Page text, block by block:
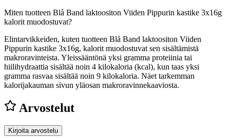
Miten tuotteen Blå Band laktoositon Viiden Pippurin kastike 3x16g
kalorit muodostuvat?
Elintarvikkeiden, kuten tuotteen Blå Band laktoositon Viiden
Pippurin kastike 3x16g, kalorit muodostuvat sen sisältämistä
makroravinteista. Yleissääntönä yksi gramma proteiinia tai
hiilihydraattia sisältää noin 4 kilokaloria (kcal), kun taas yksi
gramma rasvaa sisältää noin 9 kilokaloria. Näet tarkemman
kalorijakauman sivun yläosan makroravinnekaaviosta.
Arvostelut
Kirjoita arvostelu